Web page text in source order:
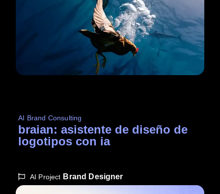
AI Brand Consulting
braian: asistente de diseño de
logotipos con ia
AI Project Brand Designer